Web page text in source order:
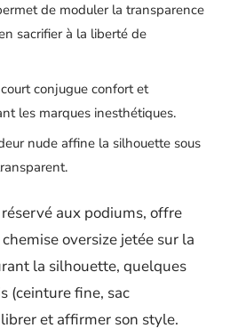
de moduler la transparence
sacrifier à la liberté de
conjugue confort et
les marques inesthétiques.
nude affine la silhouette sous
aux podiums, offre
oversize jetée sur la
la silhouette, quelques
(ceinture fine, sac
et affirmer son style.